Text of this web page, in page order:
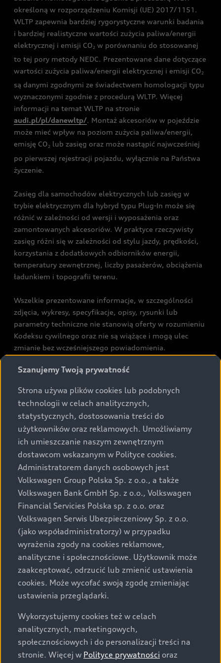
określoną w rozporządzeniu Komisji (UE) 2017/1151.
WLTP zapewnia bardziej rygorystyczne warunki badania
i bardziej realistyczne wartości zużycia paliwa/energii
elektrycznej i emisji CO2 w porównaniu do stosowanej
to tej pory metody NEDC. Prezentowane dane dotyczące
wartości zużycia paliwa/energii elektrycznej i emisji CO2
są danymi zgodnymi ze świadectwem homologacji typu
wyznaczonymi zgodnie z procedurą WLTP. Więcej
informacji na temat WLTP na stronie
audi.pl/pl/danewltp/. Montaż akcesoriów w pojeździe
może mieć wpływ na poziom zużycia paliwa/energii,
emisję CO 2 lub zasięg oraz może nastąpić najwcześniej
po pierwszej rejestracji pojazdu, wyłącznie na Państwa
życzenie.
Zasięg dla samochodów elektrycznych lub zasięg w
trybie elektrycznym dla hybryd typu Plug-In może się
różnić w zależności od wersji i wyposażenia oraz
zamontowanych akcesoriów. W praktyce rzeczywisty
zasięg różni się w zależności od stylu jazdy, prędkości,
korzystania z dodatkowych odbiorników energii,
temperatury zewnętrznej, liczby pasażerów, obciążenia
ładunkiem i topografii terenu.
Wszelkie prezentowane informacje, w szczególności
zdjęcia, wykresy, specyfikacje, opisy, rysunki lub
parametry techniczne nie stanowią oferty w rozumieniu
Kodeksu cywilnego oraz nie są wiążące i mogą ulec
zmianie bez wcześniejszego powiadomienia.
rozumieniu art. 5561§2 Kodeksu cywilnego oraz art.
Podane kwoty są rekomendowane i obejmują podatek
VAT (23%), chyba że inaczej zaznaczono.
Audi zastrzega sobie możliwość wprowadzenia zmian w
prezentowanych wersjach. Przedstawione detale
wyposażenia mogą różnić się od specyfikacji
przewidzianej na rynek polski. Zamieszczone zdjęcia
mogą przedstawiać wyposażenie opcjonalne, dostępne
za dopłatą. Wiążące ustalenie ceny, wyposażenia i
specyfikacji pojazdu następują w umowie sprzedaży, a
określenie parametrów technicznych zawiera
świadectwo homologacji typu pojazdu. Zastrzegamy
sobie prawo do zmian i pomyłek. Wszelkie informacje
prezentowane na stronie są aktualne na dzień ich
zamieszczania. W celu uzyskania najnowszych
informacji prosimy kontaktować się z Partnerem Marki
Audi.
Wszystkie produkowane obecnie samochody marki Audi
są wykonywane z materiałów spełniających pod
względem możliwości odzysku i recyklingu wymagania
określone w normie ISO 22628 i są zgodne z
Szanujemy Twoją prywatność
Strona używa plików cookies lub podobnych
technologii w celach analitycznych,
statystycznych, dostosowania treści do
użytkowników oraz reklamowych. Umożliwiamy
ich umieszczanie naszym zewnętrznym
dostawcom wskazanym w Polityce cookies.
Administratorem danych osobowych jest
Volkswagen Group Polska Sp. z o.o., a także
Volkswagen Bank GmbH Sp. z o.o., Volkswagen
Financial Servicies Polska sp. z o.o. oraz
Volkswagen Serwis Ubezpieczeniowy Sp. z o.o.
(jako współadministratorzy) w przypadku
wyrażenia zgody na cookies reklamowe,
analityczne i społecznościowe. Użytkownik może
zaakceptować, odrzucić lub zmienić ustawienia
cookies. Może wycofać swoją zgodę zmieniając
ustawienia przeglądarki.
Wykorzystujemy cookies też w celach
analitycznych, marketingowych,
społecznościowych i do personalizacji treści na
stronie. Więcej w Polityce prywatności oraz